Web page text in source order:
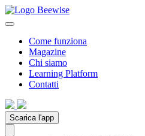
Come funziona
Magazine
Chi siamo
Learning Platform
Contatti
Scarica l'app